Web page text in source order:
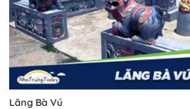
Trở về trang trước đó
Lăng Bà Vú